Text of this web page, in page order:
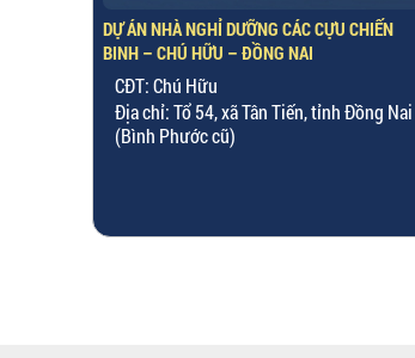
DỰ ÁN NHÀ Ở KẾT HỢP VĂN PHÒNG – CHỊ TÂM
– P. PHÚ ĐỊNH, TP. HCM
CĐT: Chị Tâm
Địa chỉ: 63 Lương Ngọc Quyến, P.13, Q.8
Diện tích XD: 4.3m x 21m